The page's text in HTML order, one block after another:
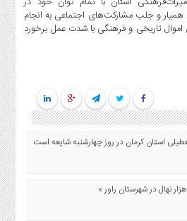
و جلب مشارکت‌های اجتماعی به انجام
اموال تاریخی و فرهنگی با شدت عمل برخورد
استان کرمان در روز چهارشنبه شایعه است